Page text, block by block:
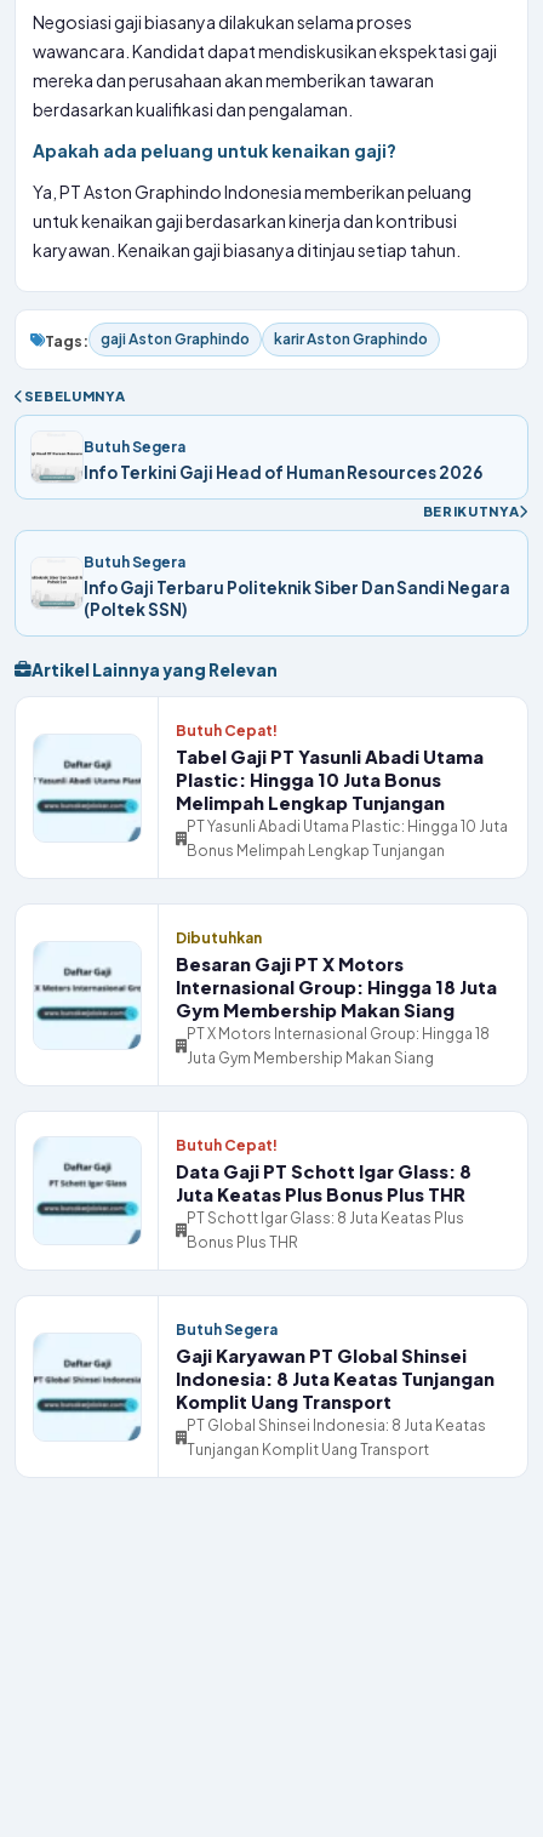
Negosiasi gaji biasanya dilakukan selama proses
wawancara. Kandidat dapat mendiskusikan ekspektasi gaji
mereka dan perusahaan akan memberikan tawaran
berdasarkan kualifikasi dan pengalaman.
Apakah ada peluang untuk kenaikan gaji?
Ya, PT Aston Graphindo Indonesia memberikan peluang
untuk kenaikan gaji berdasarkan kinerja dan kontribusi
karyawan. Kenaikan gaji biasanya ditinjau setiap tahun.
Tags: gaji Aston Graphindo karir Aston Graphindo
SEBELUMNYA
Butuh Segera
Info Terkini Gaji Head of Human Resources 2026
BERIKUTNYA
Butuh Segera
Info Gaji Terbaru Politeknik Siber Dan Sandi Negara
(Poltek SSN)
Artikel Lainnya yang Relevan
Butuh Cepat!
Tabel Gaji PT Yasunli Abadi Utama
Plastic: Hingga 10 Juta Bonus
Melimpah Lengkap Tunjangan
PT Yasunli Abadi Utama Plastic: Hingga 10 Juta
Bonus Melimpah Lengkap Tunjangan
Dibutuhkan
Besaran Gaji PT X Motors
Internasional Group: Hingga 18 Juta
Gym Membership Makan Siang
PT X Motors Internasional Group: Hingga 18
Juta Gym Membership Makan Siang
Butuh Cepat!
Data Gaji PT Schott Igar Glass: 8
Juta Keatas Plus Bonus Plus THR
PT Schott Igar Glass: 8 Juta Keatas Plus
Bonus Plus THR
Butuh Segera
Gaji Karyawan PT Global Shinsei
Indonesia: 8 Juta Keatas Tunjangan
Komplit Uang Transport
PT Global Shinsei Indonesia: 8 Juta Keatas
Tunjangan Komplit Uang Transport